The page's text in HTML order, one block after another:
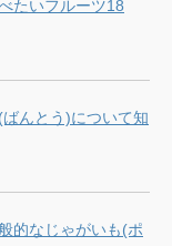
たいフルーツ18
んとう)について知
的なじゃがいも(ポ